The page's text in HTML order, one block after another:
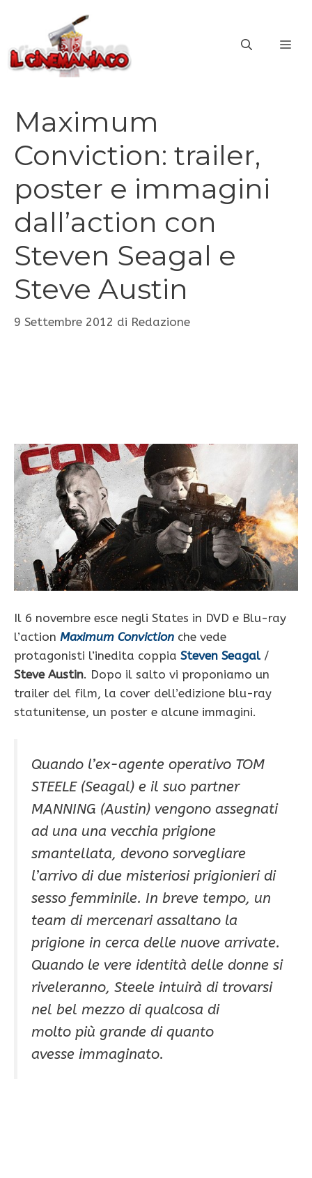
contenuto
Maximum
Conviction: trailer,
poster e immagini
dall’action con
Steven Seagal e
Steve Austin
9 Settembre 2012 di Redazione
Il 6 novembre esce negli States in DVD e Blu-ray
l’action Maximum Conviction che vede
protagonisti l’inedita coppia Steven Seagal /
Steve Austin. Dopo il salto vi proponiamo un
trailer del film, la cover dell’edizione blu-ray
statunitense, un poster e alcune immagini.
Quando l’ex-agente operativo TOM
STEELE (Seagal) e il suo partner
MANNING (Austin) vengono assegnati
ad una una vecchia prigione
smantellata, devono sorvegliare
l’arrivo di due misteriosi prigionieri di
sesso femminile. In breve tempo, un
team di mercenari assaltano la
prigione in cerca delle nuove arrivate.
Quando le vere identità delle donne si
riveleranno, Steele intuirà di trovarsi
nel bel mezzo di qualcosa di
molto più grande di quanto
avesse immaginato.